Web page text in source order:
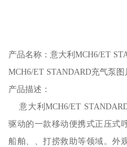
产品名称：意大利MCH6/ET
MCH6/ET STANDARD充气泵图
产品描述：
意大利MCH6/ET
驱动的一款移动便携式正压式
船舶、、打捞救助等领域。外